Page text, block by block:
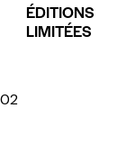
ÉDITIONS
LIMITÉES